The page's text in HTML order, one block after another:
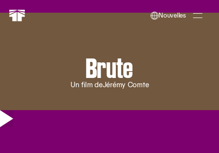
Nouvelles
Brute
Un film deJérémy Comte